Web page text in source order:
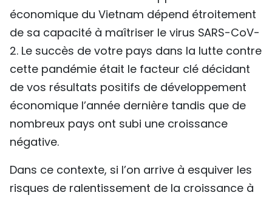
économique du Vietnam dépend étroitement
de sa capacité à maîtriser le virus SARS-CoV-
2. Le succès de votre pays dans la lutte contre
cette pandémie était le facteur clé décidant
de vos résultats positifs de développement
économique l’année dernière tandis que de
nombreux pays ont subi une croissance
négative.
Dans ce contexte, si l’on arrive à esquiver les
risques de ralentissement de la croissance à